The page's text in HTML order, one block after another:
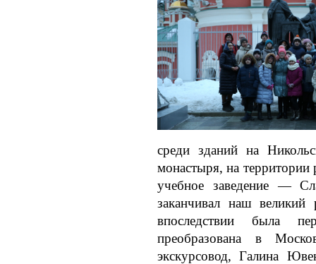
среди зданий на
монастыря, на территории
учебное заведение —
заканчивал наш
впоследствии была
преобразована в
экскурсовод, Галина